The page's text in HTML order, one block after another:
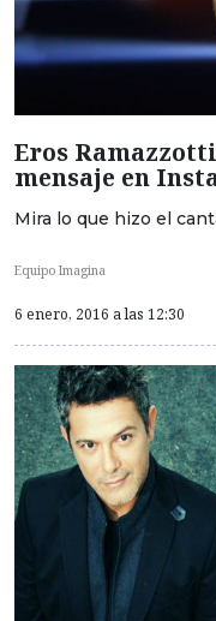
Eros
mensaje en
Mira lo que hizo el
Equipo Imagina
6 enero, 2016 a las 12:30